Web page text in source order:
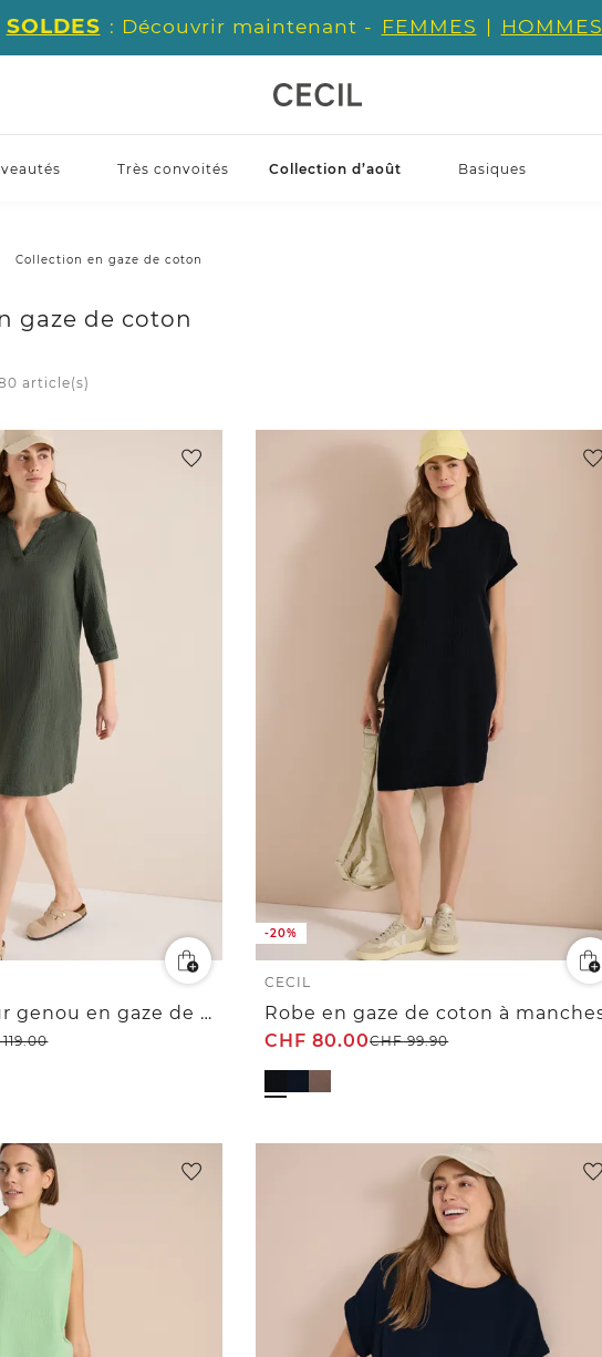
SOLDES : Découvrir maintenant - FEMMES | HOMMES
Très convoités Collection d’août Basiques
Collection en gaze de coton
gaze de coton
article(s)
Robe longueur genou en gaze de coton
119.00
-20%
CECIL
CHF 80.00CHF99.90